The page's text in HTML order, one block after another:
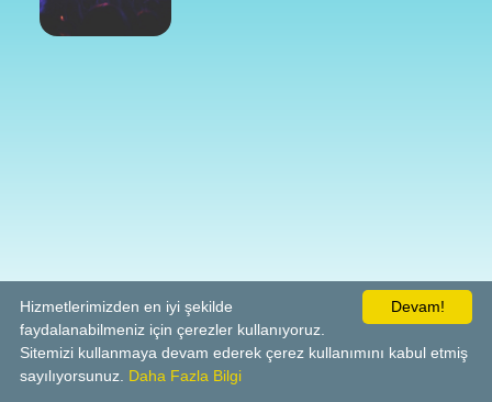
Devam!
Hizmetlerimizden en iyi şekilde
faydalanabilmeniz için çerezler kullanıyoruz.
Sitemizi kullanmaya devam ederek çerez kullanımını kabul etmiş
sayılıyorsunuz. Daha Fazla Bilgi